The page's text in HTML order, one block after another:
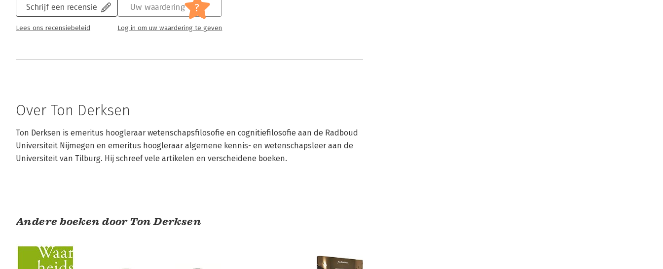
Schrijf een recensie
Lees ons recensiebeleid
Uw waardering ?
Log in om uw waardering te geven
Over Ton Derksen
Ton Derksen is emeritus hoogleraar wetenschapsfilosofie en cognitiefilosofie aan de Radboud
Universiteit Nijmegen en emeritus hoogleraar algemene kennis- en wetenschapsleer aan de
Universiteit van Tilburg. Hij schreef vele artikelen en verscheidene boeken.
Andere boeken door Ton Derksen